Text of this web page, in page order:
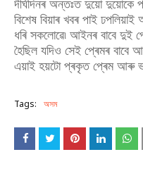
দীৰ্ঘদিনৰ অন্তঃত দুয়ো
বিশেষ বিয়াৰ খবৰ পাই
ধৰি সকলোৱে৷ আইনৰ বাবে দুই
হৈছিল যদিও সেই প্ৰেমৰ বাবে
এয়াই হয়টো প্ৰকৃত প্ৰেম আৰু
Tags: অসম